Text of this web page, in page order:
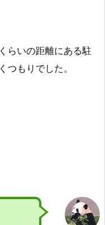
らいの距離にある駐
もりでした。